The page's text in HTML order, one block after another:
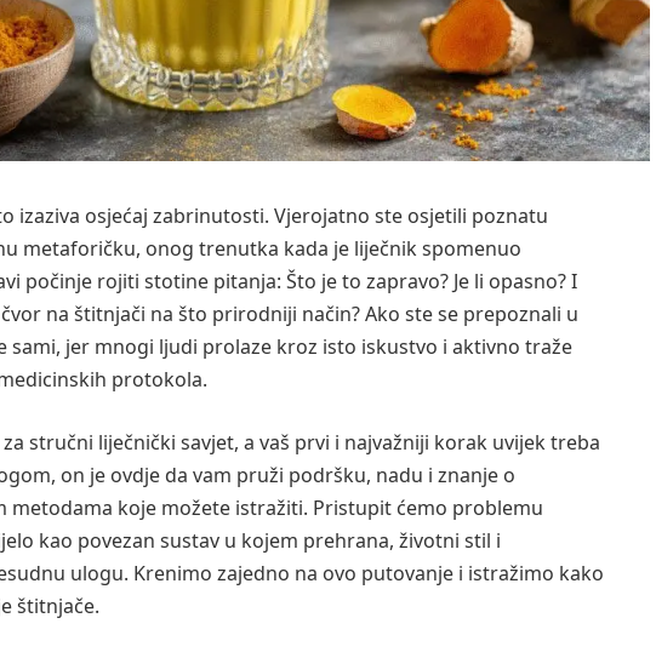
izaziva osjećaj zabrinutosti. Vjerojatno ste osjetili poznatu
metaforičku, onog trenutka kada je liječnik spomenuo
počinje rojiti stotine pitanja: Što je to zapravo? Je li opasno? I
na štitnjači na što prirodniji način? Ako ste se prepoznali u
sami, jer mnogi ljudi prolaze kroz isto iskustvo i aktivno traže
protokola.
stručni liječnički savjet, a vaš prvi i najvažniji korak uvijek treba
on je ovdje da vam pruži podršku, nadu i znanje o
koje možete istražiti. Pristupit ćemo problemu
kao povezan sustav u kojem prehrana, životni stil i
ulogu. Krenimo zajedno na ovo putovanje i istražimo kako
štitnjače.